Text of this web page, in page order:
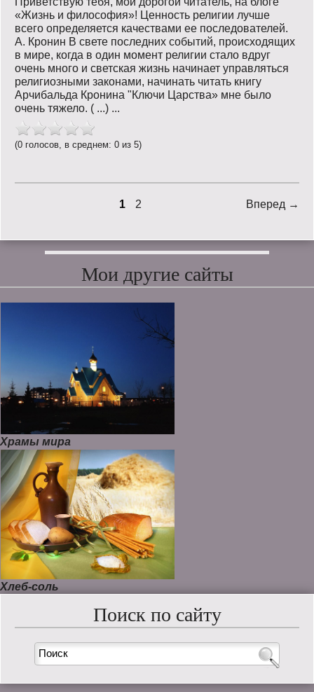
«Жизнь и философия»! Ценность религии лучше
всего определяется качествами ее последователей.
А. Кронин В свете последних событий, происходящих
в мире, когда в один момент религии стало вдруг
очень много и светская жизнь начинает управляться
религиозными законами, начинать читать книгу
Арчибальда Кронина "Ключи Царства» мне было
очень тяжело. ( ...) ...
(0 голосов, в среднем: 0 из 5)
Вперед →
1 2
Мои другие сайты
Храмы мира
Хлеб-соль
Поиск по сайту